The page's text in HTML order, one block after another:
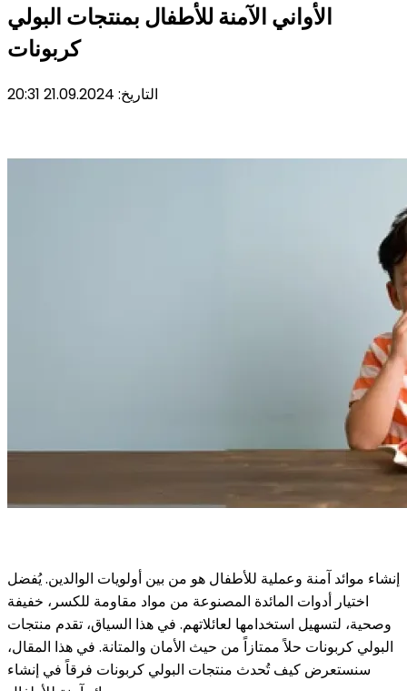
الأواني الآمنة للأطفال بمنتجات البولي
كربونات
التاريخ: 21.09.2024 20:31
إنشاء موائد آمنة وعملية للأطفال هو من بين أولويات الوالدين. يُفضل
اختيار أدوات المائدة المصنوعة من مواد مقاومة للكسر، خفيفة
وصحية، لتسهيل استخدامها لعائلاتهم. في هذا السياق، تقدم منتجات
البولي كربونات حلاً ممتازاً من حيث الأمان والمتانة. في هذا المقال،
سنستعرض كيف تُحدث منتجات البولي كربونات فرقاً في إنشاء